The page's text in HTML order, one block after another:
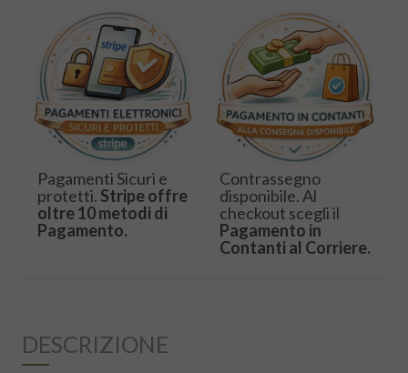
Pagamenti Sicuri e
protetti. Stripe offre
oltre 10 metodi di
Pagamento.
Contrassegno
disponibile. Al
checkout scegli il
Pagamento in
Contanti al Corriere.
DESCRIZIONE